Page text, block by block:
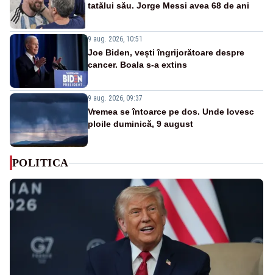
tatălui său. Jorge Messi avea 68 de ani
9 aug. 2026, 10:51
Joe Biden, vești îngrijorătoare despre
cancer. Boala s-a extins
9 aug. 2026, 09:37
Vremea se întoarce pe dos. Unde lovesc
ploile duminică, 9 august
POLITICA